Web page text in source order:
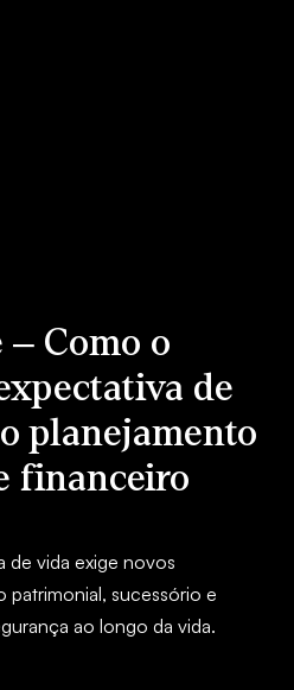
Como o
de
planejamento
financeiro
de vida exige novos
patrimonial, sucessório e
ao longo da vida.